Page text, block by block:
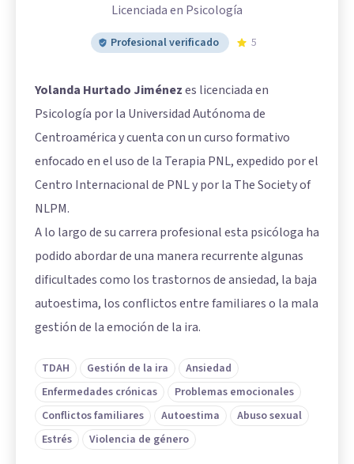
Licenciada en Psicología
Profesional verificado 5
Yolanda Hurtado Jiménezes licenciada en
Psicología por la Universidad Autónoma de
Centroamérica y cuenta con un curso formativo
enfocado en el uso de la Terapia PNL, expedido por el
Centro Internacional de PNL y por la The Society of
NLPM.
A lo largo de su carrera profesional esta psicóloga ha
podido abordar de una manera recurrente algunas
dificultades como los trastornos de ansiedad, la baja
autoestima, los conflictos entre familiares o la mala
gestión de la emoción de la ira.
TDAH Gestión de la ira
Ansiedad
Enfermedades crónicas
Problemas emocionales
Conflictos familiares
Autoestima
Abuso sexual
Estrés
Violencia de género